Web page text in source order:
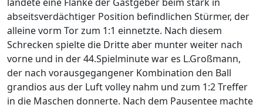
abseitsverdächtiger Position befindlichen Stürmer, der
alleine vorm Tor zum 1:1 einnetzte. Nach diesem
Schrecken spielte die Dritte aber munter weiter nach
vorne und in der 44.Spielminute war es L.Großmann,
der nach vorausgegangener Kombination den Ball
grandios aus der Luft volley nahm und zum 1:2 Treffer
in die Maschen donnerte. Nach dem Pausentee machte